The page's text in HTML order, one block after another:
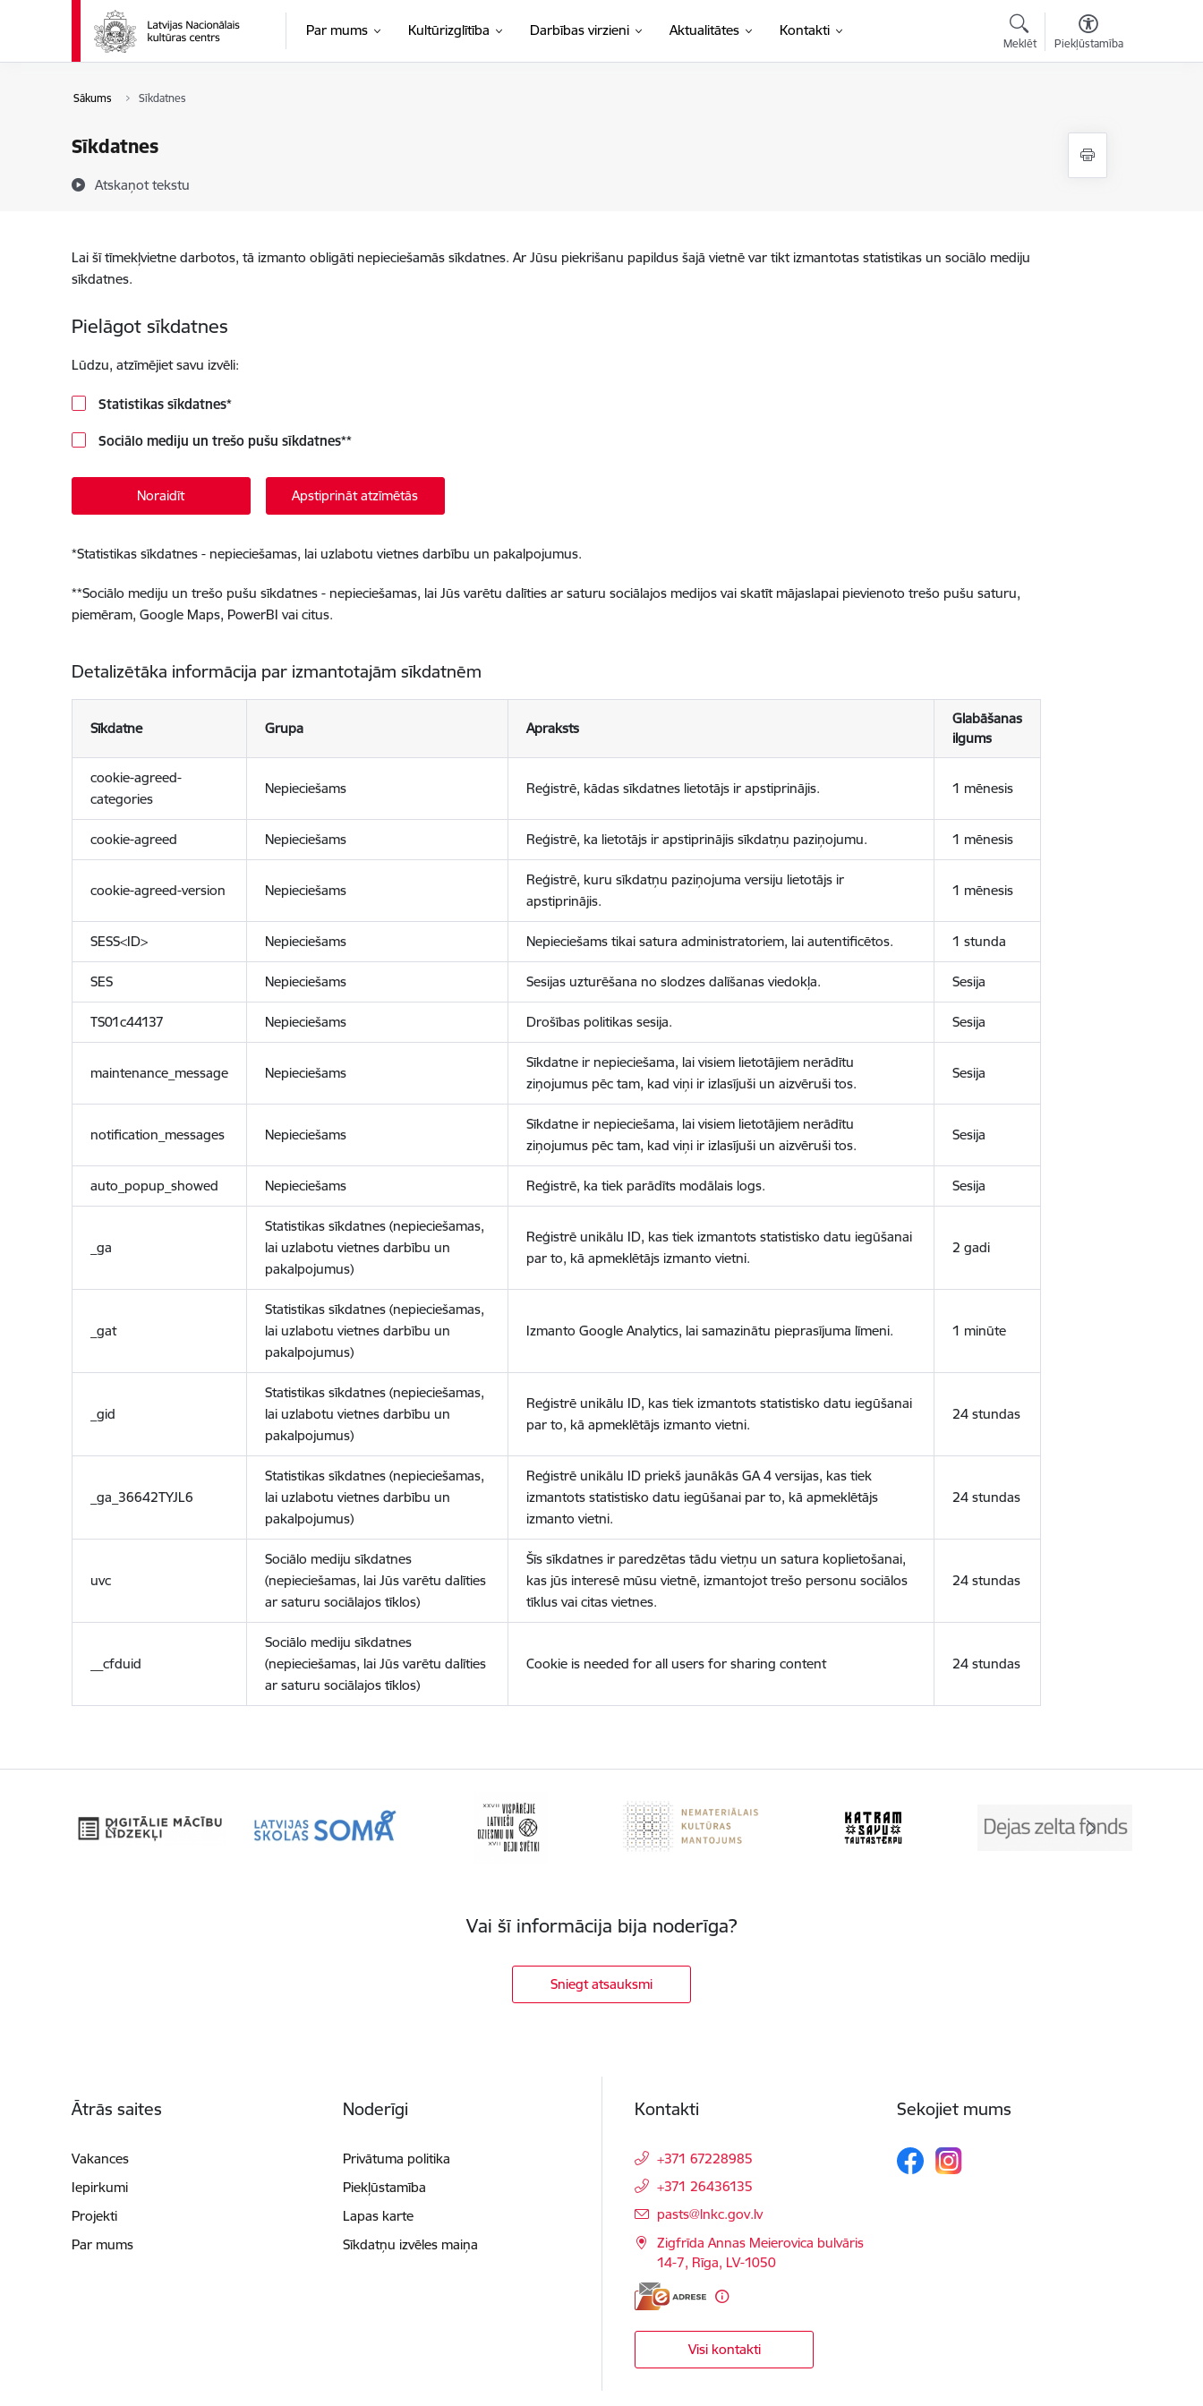
Pāriet uz lapas saturu
Par mums Kultūrizglītība Darbības virzieni Aktualitātes Kontakti
Meklēt Piekļūstamība
Sākums Sīkdatnes
Sīkdatnes
Atskaņot tekstu
Lai šī tīmekļvietne darbotos, tā izmanto obligāti nepieciešamās sīkdatnes. Ar Jūsu piekrišanu papildus šajā vietnē var tikt izmantotas statistikas un sociālo mediju
sīkdatnes.
Pielāgot sīkdatnes
Lūdzu, atzīmējiet savu izvēli:
Statistikas sīkdatnes*
Sociālo mediju un trešo pušu sīkdatnes**
Noraidīt Apstiprināt atzīmētās
*Statistikas sīkdatnes - nepieciešamas, lai uzlabotu vietnes darbību un pakalpojumus.
**Sociālo mediju un trešo pušu sīkdatnes - nepieciešamas, lai Jūs varētu dalīties ar saturu sociālajos medijos vai skatīt mājaslapai pievienoto trešo pušu saturu,
piemēram, Google Maps, PowerBI vai citus.
Detalizētāka informācija par izmantotajām sīkdatnēm
Sīkdatne Grupa Apraksts
Glabāšanas
ilgums
cookie-agreed-
categories
Nepieciešams Reģistrē, kādas sīkdatnes lietotājs ir apstiprinājis. 1 mēnesis
cookie-agreed Nepieciešams Reģistrē, ka lietotājs ir apstiprinājis sīkdatņu paziņojumu. 1 mēnesis
cookie-agreed-version Nepieciešams
Reģistrē, kuru sīkdatņu paziņojuma versiju lietotājs ir
apstiprinājis.
1 mēnesis
SESS<ID> Nepieciešams Nepieciešams tikai satura administratoriem, lai autentificētos. 1 stunda
SES Nepieciešams Sesijas uzturēšana no slodzes dalīšanas viedokļa. Sesija
TS01c44137 Nepieciešams Drošības politikas sesija. Sesija
maintenance_message Nepieciešams
Sīkdatne ir nepieciešama, lai visiem lietotājiem nerādītu
ziņojumus pēc tam, kad viņi ir izlasījuši un aizvēruši tos.
Sesija
notification_messages Nepieciešams
Sīkdatne ir nepieciešama, lai visiem lietotājiem nerādītu
ziņojumus pēc tam, kad viņi ir izlasījuši un aizvēruši tos.
Sesija
auto_popup_showed Nepieciešams Reģistrē, ka tiek parādīts modālais logs. Sesija
_ga
Statistikas sīkdatnes (nepieciešamas,
lai uzlabotu vietnes darbību un
pakalpojumus)
Reģistrē unikālu ID, kas tiek izmantots statistisko datu iegūšanai
par to, kā apmeklētājs izmanto vietni.
2 gadi
_gat
Statistikas sīkdatnes (nepieciešamas,
lai uzlabotu vietnes darbību un
pakalpojumus)
Izmanto Google Analytics, lai samazinātu pieprasījuma līmeni. 1 minūte
_gid
Statistikas sīkdatnes (nepieciešamas,
lai uzlabotu vietnes darbību un
pakalpojumus)
Reģistrē unikālu ID, kas tiek izmantots statistisko datu iegūšanai
par to, kā apmeklētājs izmanto vietni.
24 stundas
_ga_36642TYJL6
Statistikas sīkdatnes (nepieciešamas,
lai uzlabotu vietnes darbību un
pakalpojumus)
Reģistrē unikālu ID priekš jaunākās GA 4 versijas, kas tiek
izmantots statistisko datu iegūšanai par to, kā apmeklētājs
izmanto vietni.
24 stundas
uvc
Sociālo mediju sīkdatnes
(nepieciešamas, lai Jūs varētu dalīties
ar saturu sociālajos tīklos)
Šīs sīkdatnes ir paredzētas tādu vietņu un satura koplietošanai,
kas jūs interesē mūsu vietnē, izmantojot trešo personu sociālos
tīklus vai citas vietnes.
24 stundas
__cfduid
Sociālo mediju sīkdatnes
(nepieciešamas, lai Jūs varētu dalīties
ar saturu sociālajos tīklos)
Cookie is needed for all users for sharing content 24 stundas
Vai šī informācija bija noderīga?
Sniegt atsauksmi
Ātrās saites
Vakances
Iepirkumi
Projekti
Par mums
Noderīgi
Privātuma politika
Piekļūstamība
Lapas karte
Sīkdatņu izvēles maiņa
Kontakti
+371 67228985
+371 26436135
E-pasts:
pasts@lnkc.gov.lv
Zigfrīda Annas Meierovica bulvāris
14-7, Rīga, LV-1050
Visi kontakti
Sekojiet mums